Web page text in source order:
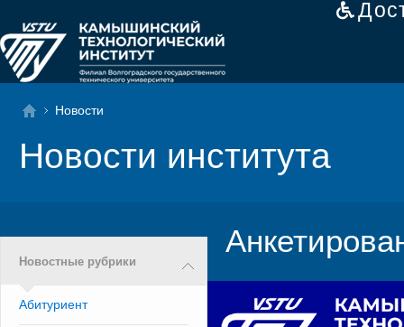
Новости
Новости института
Новостные рубрики
Абитуриент